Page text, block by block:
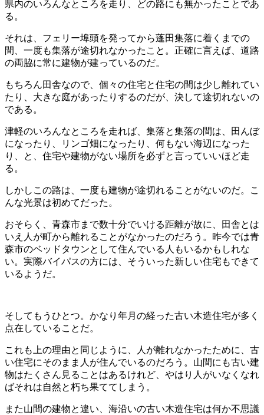
県内のいろんなところを走り、どの路にも無かったことであ
る。
それは、フェリー埠頭を発ってから蓬田集落に着くまでの
間、一度も集落が途切れなかったこと。正確に言えば、道路
の両脇に常に建物が建っているのだ。
もちろん田舎なので、個々の住宅と住宅の間は少し離れてい
たり、大きな庭があったりするのだが、決して途切れないの
である。
津軽のいろんなところを走れば、集落と集落の間は、田んぼ
になったり、リンゴ畑になったり、何もない海辺になった
り、と、住宅や建物がない場所を必ずと言っていいほど走
る。
しかしこの路は、一度も建物が途切れることがないのだ。こ
んな光景は初めてだった。
おそらく、青森市まで数十分でいける距離が故に、田舎とは
いえ人が町から離れることがなかったのだろう。昨今では青
森市のベッドタウンとして住んでいる人もいるかもしれな
い。実際バイパスの方には、そういった新しい住宅もできて
いるようだ。
そしてもうひとつ。かなり年月の経った古い木造住宅が多く
点在していることだ。
これも上の理由と同じように、人が離れなかったために、古
い住宅にそのまま人が住んでいるのだろう。 山間にも古い建
物はたくさん見ることはあるけれど、やはり人がいなくなれ
ばそれは自然と朽ち果ててしまう。
また山間の建物と違い、海沿いの古い木造住宅は何か不思議